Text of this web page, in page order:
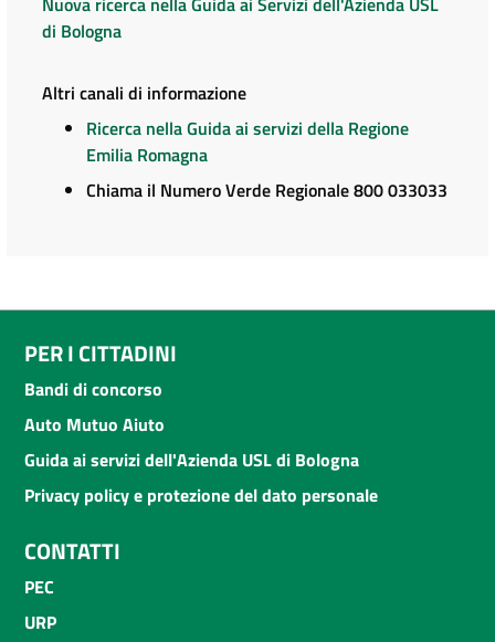
di Bologna
Altri canali di informazione
Ricerca nella Guida ai servizi della Regione
Emilia Romagna
Chiama il Numero Verde Regionale 800 033033
PER I CITTADINI
Bandi di concorso
Auto Mutuo Aiuto
Guida ai servizi dell'Azienda USL di Bologna
Privacy policy e protezione del dato personale
CONTATTI
PEC
URP